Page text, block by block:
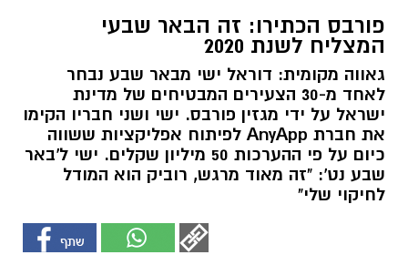
פורבס הכתירו: זה הבאר שבעי
המצליח לשנת 2020
גאווה מקומית: דוראל ישי מבאר שבע נבחר
לאחד מ-30 הצעירים המבטיחים של מדינת
ישראל על ידי מגזין פורבס. ישי ושני חבריו הקימו
את חברת AnyApp לפיתוח אפליקציות ששווה
כיום על פי ההערכות 50 מיליון שקלים. ישי ל'באר
שבע נט': "זה מאוד מרגש, רוביק הוא המודל
לחיקוי שלי"